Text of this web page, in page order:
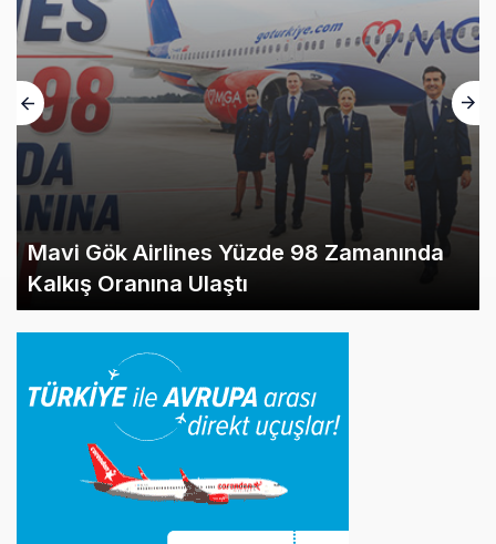
Mavi Gök Airlines Yüzde 98 Zamanında
Kalkış Oranına Ulaştı